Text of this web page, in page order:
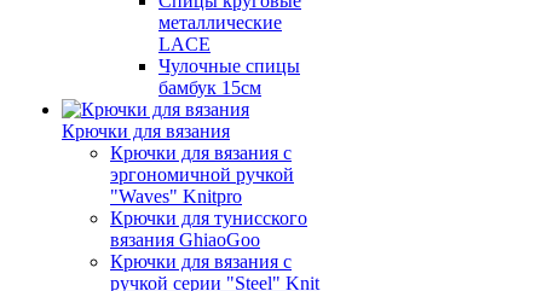
металлические
LACE
Чулочные спицы
бамбук 15см
Крючки для вязания
Крючки для вязания с
эргономичной ручкой
"Waves" Knitpro
Крючки для тунисского
вязания GhiaoGoo
Крючки для вязания с
ручкой серии "Steel" Knit